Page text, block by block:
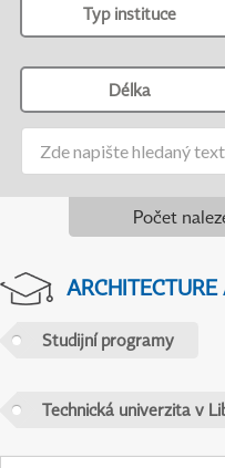
Typ instituce
Délka
Počet
Studijní programy
Technická univerzita v